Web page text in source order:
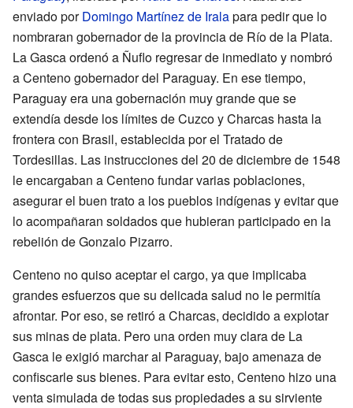
enviado porDomingo Martínez de Iralapara pedir que lo
nombraran gobernador de la provincia de Río de la Plata.
La Gasca ordenó a Ñuflo regresar de inmediato y nombró
a Centeno gobernador del Paraguay. En ese tiempo,
Paraguay era una gobernación muy grande que se
extendía desde los límites de Cuzco y Charcas hasta la
frontera con Brasil, establecida por el Tratado de
Tordesillas. Las instrucciones del 20 de diciembre de 1548
le encargaban a Centeno fundar varias poblaciones,
asegurar el buen trato a los pueblos indígenas y evitar que
lo acompañaran soldados que hubieran participado en la
rebelión de Gonzalo Pizarro.
Centeno no quiso aceptar el cargo, ya que implicaba
grandes esfuerzos que su delicada salud no le permitía
afrontar. Por eso, se retiró a Charcas, decidido a explotar
sus minas de plata. Pero una orden muy clara de La
Gasca le exigió marchar al Paraguay, bajo amenaza de
confiscarle sus bienes. Para evitar esto, Centeno hizo una
venta simulada de todas sus propiedades a su sirviente